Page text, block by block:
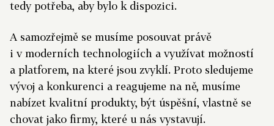
tedy potřeba, aby bylo k dispozici.
A samozřejmě se musíme posouvat právě
i v moderních technologiích a využívat možností
a platforem, na které jsou zvyklí. Proto sledujeme
vývoj a konkurenci a reagujeme na ně, musíme
nabízet kvalitní produkty, být úspěšní, vlastně se
chovat jako firmy, které u nás vystavují.